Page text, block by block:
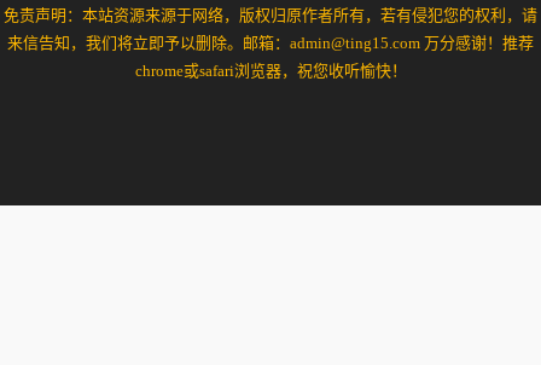
免责声明：本站资源来源于网络，版权归原作者所有，若有侵犯您的权利，请
来信告知，我们将立即予以删除。邮箱：admin@ting15.com 万分感谢！推荐
chrome或safari浏览器，祝您收听愉快！